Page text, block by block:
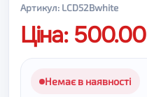
Артикул: LCD52Bwhite
Ціна: 500.00
Немає в наявності